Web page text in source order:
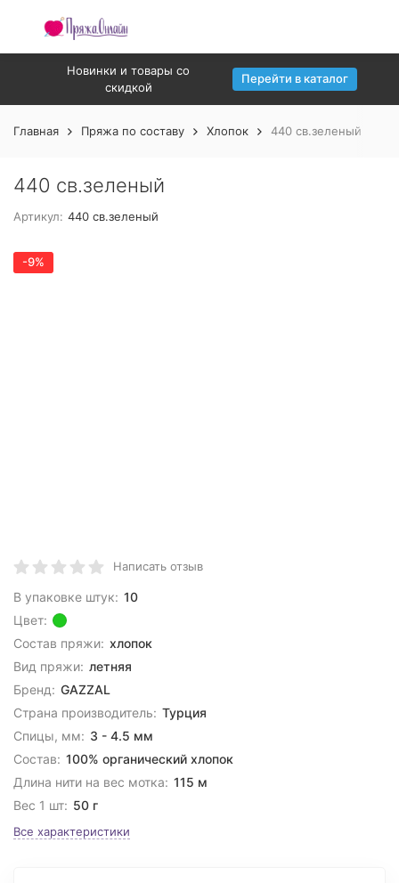
Новинки и товары со
скидкой
Перейти в каталог
Главная Пряжа по составу Хлопок 440 св.зеленый
440 св.зеленый
Артикул: 440 св.зеленый
-9%
Написать отзыв
В упаковке штук: 10
Цвет:
Состав пряжи: хлопок
Вид пряжи: летняя
Бренд: GAZZAL
Страна производитель: Турция
Спицы, мм: 3 - 4.5 мм
Состав: 100% органический хлопок
Длина нити на вес мотка: 115 м
Вес 1 шт: 50 г
Все характеристики